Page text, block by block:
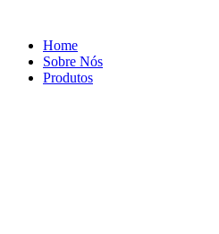
conteúdo
Home
Sobre Nós
Produtos